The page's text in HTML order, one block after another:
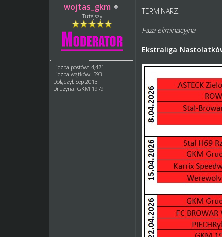
wojtas_gkm
Tutejszy
Liczba postów: 4,471
Liczba wątków: 593
Dołączył: Sep 2013
Drużyna: GKM 1979
TERMINARZ
Faza eliminacyjna
Ekstraliga